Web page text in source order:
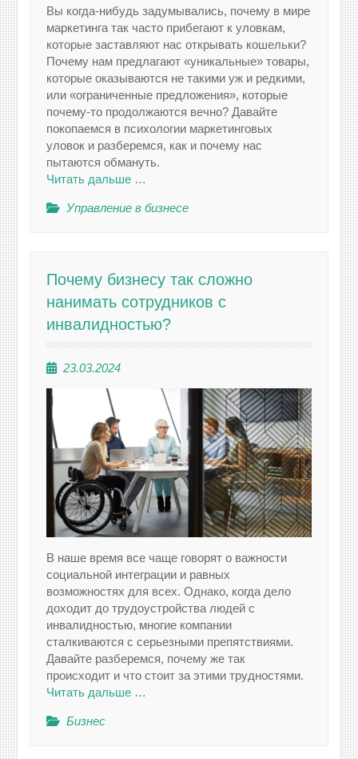
Вы когда-нибудь задумывались, почему в мире
маркетинга так часто прибегают к уловкам,
которые заставляют нас открывать кошельки?
Почему нам предлагают «уникальные» товары,
которые оказываются не такими уж и редкими,
или «ограниченные предложения», которые
почему-то продолжаются вечно? Давайте
покопаемся в психологии маркетинговых
уловок и разберемся, как и почему нас
пытаются обмануть.
Читать дальше …
Управление в бизнесе
Почему бизнесу так сложно
нанимать сотрудников с
инвалидностью?
23.03.2024
В наше время все чаще говорят о важности
социальной интеграции и равных
возможностях для всех. Однако, когда дело
доходит до трудоустройства людей с
инвалидностью, многие компании
сталкиваются с серьезными препятствиями.
Давайте разберемся, почему же так
происходит и что стоит за этими трудностями.
Читать дальше …
Бизнес